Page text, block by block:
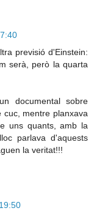
previsió d'Einstein:
serà, però la quarta
documental sobre
mentre planxava
uns quants, amb la
parlava d'aquests
la veritat!!!